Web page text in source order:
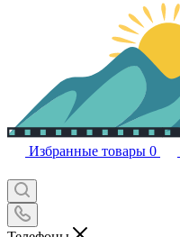
Избранные товары 0